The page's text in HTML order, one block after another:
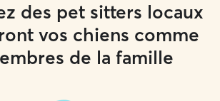
des pet sitters locaux
vos chiens comme
de la famille